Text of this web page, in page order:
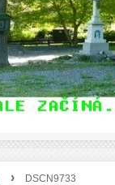
› DSCN9733